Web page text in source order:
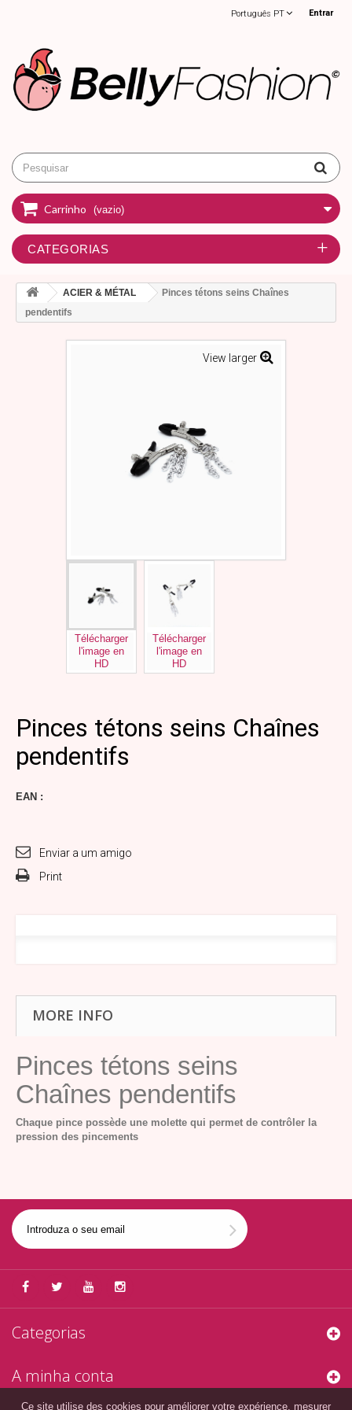
Entrar
Português PT
Carrinho (vazio)
CATEGORIAS
ACIER & MÉTAL
Pinces tétons seins Chaînes
pendentifs
View larger
Télécharger
l'image en
HD
Télécharger
l'image en
HD
Pinces tétons seins Chaînes
pendentifs
EAN :
Enviar a um amigo
Print
MORE INFO
Pinces tétons seins
Chaînes pendentifs
Chaque pince possède une molette qui permet de contrôler la
pression des pincements
Categorias
A minha conta
Ce site utilise des cookies pour améliorer votre expérience, mesurer